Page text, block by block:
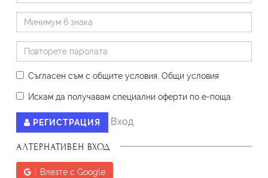
Съгласен съм с общите условия Oбщи условия
Искам да получавам специални оферти по е-поща
РЕГИСТРАЦИЯ Вход
АЛТЕРНАТИВЕН ВХОД
Влезте с Google